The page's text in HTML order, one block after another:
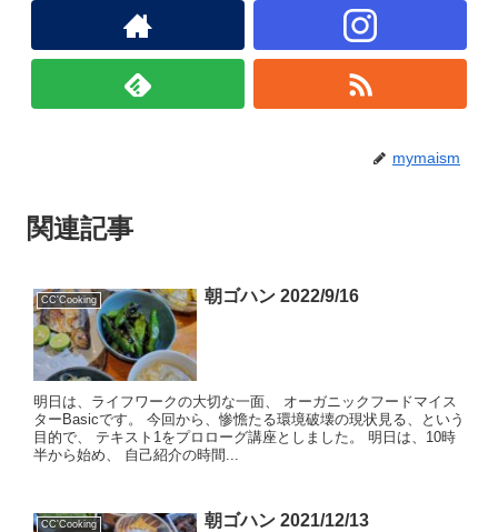
mymaism
関連記事
CC'Cooking 朝ゴハン 2022/9/16
明日は、ライフワークの大切な一面、 オーガニックフードマイス
ターBasicです。 今回から、惨憺たる環境破壊の現状見る、という
目的で、 テキスト1をプロローグ講座としました。 明日は、10時
半から始め、 自己紹介の時間...
CC'Cooking 朝ゴハン 2021/12/13